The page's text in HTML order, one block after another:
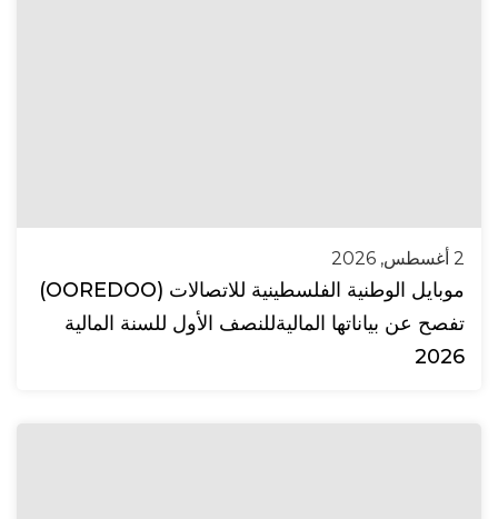
2 أغسطس, 2026
موبايل الوطنية الفلسطينية للاتصالات (OOREDOO)
تفصح عن بياناتها الماليةللنصف الأول للسنة المالية
2026